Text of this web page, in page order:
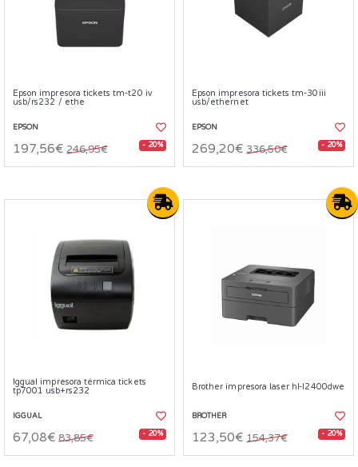
Epson impresora tickets tm-t20 iv
usb/rs232 / ethe
EPSON
197,56€ 246,95€ - 20%
Epson impresora tickets tm-30iii
usb/ethernet
EPSON
269,20€ 336,50€ - 20%
Iggual impresora térmica tickets
tp7001 usb+rs232
IGGUAL
67,08€ 83,85€ - 20%
Brother impresora laser hl-l2400dwe
BROTHER
123,50€ 154,37€ - 20%